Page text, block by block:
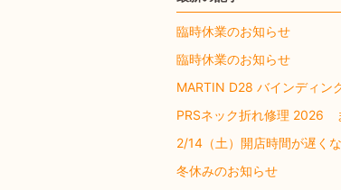
臨時休業のお知らせ
臨時休業のお知らせ
MARTIN D28 バインディン
PRSネック折れ修理 2026
2/14（土）開店時間が遅くな
冬休みのお知らせ